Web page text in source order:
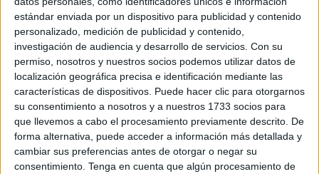
estándar enviada por un dispositivo para publicidad y contenido
personalizado, medición de publicidad y contenido,
investigación de audiencia y desarrollo de servicios. Con su
permiso, nosotros y nuestros socios podemos utilizar datos de
localización geográfica precisa e identificación mediante las
características de dispositivos. Puede hacer clic para otorgarnos
su consentimiento a nosotros y a nuestros 1733 socios para
que llevemos a cabo el procesamiento previamente descrito. De
forma alternativa, puede acceder a información más detallada y
cambiar sus preferencias antes de otorgar o negar su
consentimiento. Tenga en cuenta que algún procesamiento de
Federación Española
POR JUAN CARLOS SÁNCHEZ 20/06/2020
El medallista ceutí Regino Hernández se
lesiona una muñeca y en una vértebra
POR EFE 30/09/2019 0
El ceutí Regino Hernández, Premio Nacional
del Deporte de 2018
POR EFE 28/02/2019 0